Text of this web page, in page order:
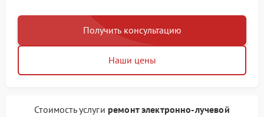
Получить консультацию
Наши цены
Стоимость услуги ремонт электронно-лучевой